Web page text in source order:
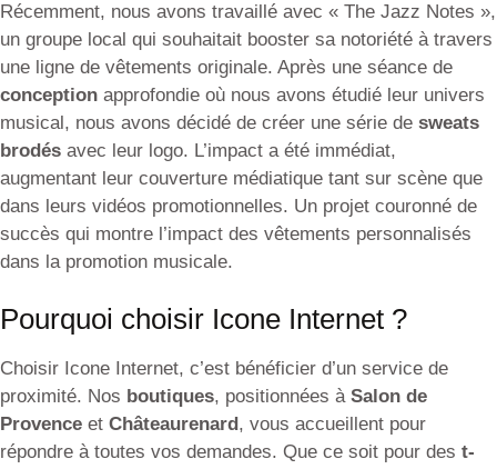
Récemment, nous avons travaillé avec « The Jazz Notes »,
un groupe local qui souhaitait booster sa notoriété à travers
une ligne de vêtements originale. Après une séance de
conception approfondie où nous avons étudié leur univers
musical, nous avons décidé de créer une série de sweats
brodés avec leur logo. L’impact a été immédiat,
augmentant leur couverture médiatique tant sur scène que
dans leurs vidéos promotionnelles. Un projet couronné de
succès qui montre l’impact des vêtements personnalisés
dans la promotion musicale.
Pourquoi choisir Icone Internet ?
Choisir Icone Internet, c’est bénéficier d’un service de
proximité. Nos boutiques, positionnées à Salon de
Provence et Châteaurenard, vous accueillent pour
répondre à toutes vos demandes. Que ce soit pour des t-